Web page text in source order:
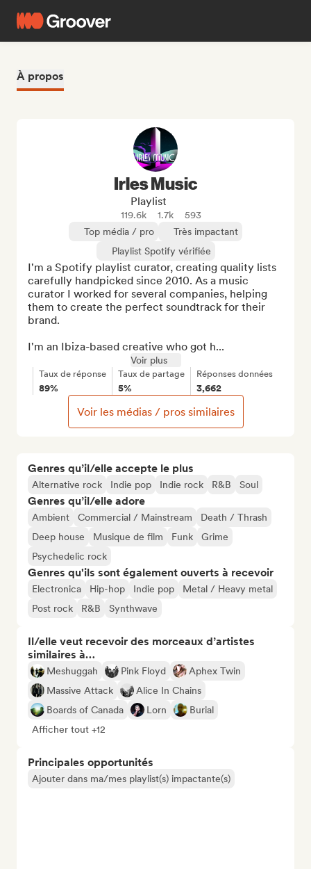
À propos
Genres qu’il/elle accepte le plus
Alternative rock Indie pop Indie rock R&B Soul
Genres qu’il/elle adore
Ambient Commercial / Mainstream
Death / Thrash
Deep house
Musique de film Funk
Grime
Psychedelic rock
Genres qu'ils sont également ouverts à recevoir
Electronica Hip-hop Indie pop
Metal / Heavy metal
Post rock
R&B Synthwave
Il/elle veut recevoir des morceaux d’artistes
similaires à…
Meshuggah Pink Floyd
Aphex Twin
Massive Attack
Alice In Chains
Boards of Canada
Lorn
Burial
Afficher tout +12
Principales opportunités
Ajouter dans ma/mes playlist(s) impactante(s)
Irles Music
Playlist
119.6k 1.7k
593
Top média / pro
Très impactant
Playlist Spotify vérifiée
I'm a Spotify playlist curator, creating quality lists
carefully handpicked since 2010. As a music
curator I worked for several companies, helping
them to create the perfect soundtrack for their
brand.
I'm an Ibiza-based creative who got h...
Voir plus
Taux de réponse
89%
Taux de partage
5%
Réponses données
3,662
Voir les médias / pros similaires